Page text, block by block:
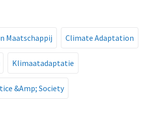
Maatschappij Climate Adaptation
Klimaatadaptatie
&Amp; Society